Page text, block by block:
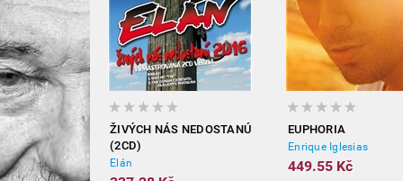
ŽIVÝCH NÁS NEDOSTANÚ
(2CD)
Elán
EUPHORIA
Enrique Iglesias
449.55 Kč